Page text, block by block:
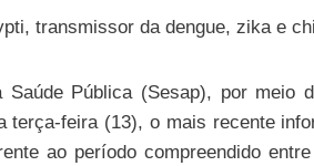
transmissor da dengue, zika e
Pública (Sesap), por meio
terça-feira (13), o mais recente
ao período compreendido